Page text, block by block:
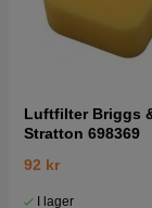
Luftfilter Briggs
Stratton 698369
92 kr
I lager